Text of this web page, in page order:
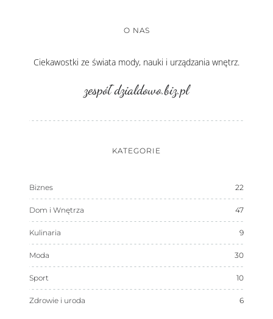
O NAS
Ciekawostki ze świata mody, nauki i urządzania wnętrz.
zespół dzialdowo.biz.pl
KATEGORIE
Biznes 22
Dom i Wnętrza 47
Kulinaria 9
Moda 30
Sport 10
Zdrowie i uroda 6